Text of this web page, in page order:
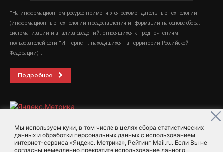
Мы используем куки, в том числе в целях сбора статистических
данных и обработки персональных данных с использованием
интернет-сервиса «Яндекс. Метрика», Рейтинг Mail.ru. Если Вы не
согласны немедленно прекратите использование данного
"На информационном ресурсе применяются рекомендательные технологии
(информационные технологии предоставления информации на основе сбора,
систематизации и анализа сведений, относящихся к предпочтениям
пользователей сети "Интернет", находящихся на территории Российской
Федерации)".
Подробнее
2015-2026- Информационное агентство МедиаПоток